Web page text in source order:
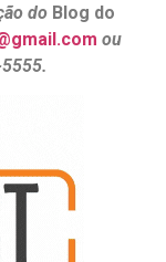
do Blog do
ou